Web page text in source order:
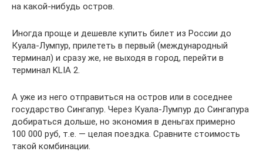
на какой-нибудь остров.
Иногда проще и дешевле купить билет из России до
Куала-Лумпур, прилететь в первый (международный
терминал) и сразу же, не выходя в город, перейти в
терминал KLIA 2.
А уже из него отправиться на остров или в соседнее
государство Сингапур. Через Куала-Лумпур до Сингапура
добираться дольше, но экономия в деньгах примерно
100 000 руб, т.е. — целая поездка. Сравните стоимость
такой комбинации.